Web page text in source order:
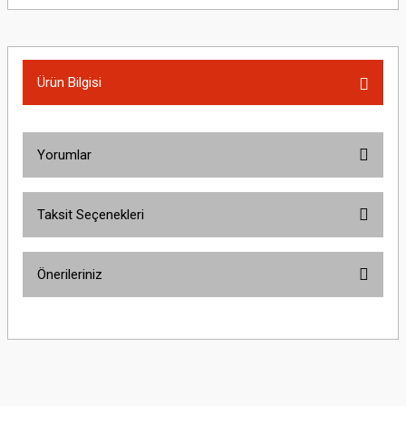
Ürün Bilgisi
Yorumlar
Taksit Seçenekleri
Önerileriniz
yetersiz gördüğünüz noktaları öneri formunu kullanarak tarafımıza